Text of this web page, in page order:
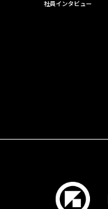
社員インタビュー